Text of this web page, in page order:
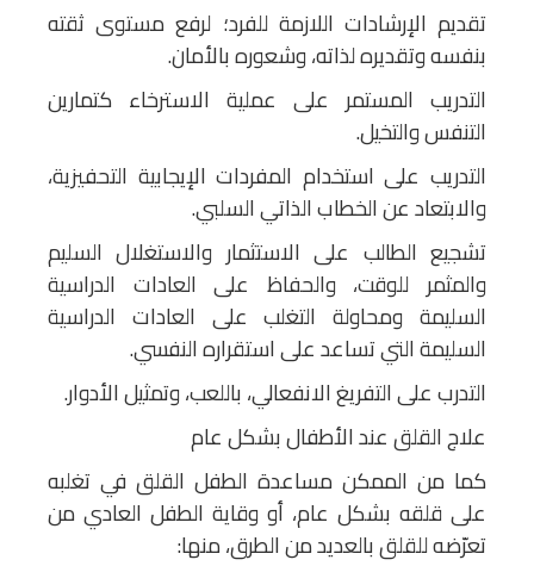
تقديم الإرشادات اللازمة للفرد؛ لرفع مستوى ثقته
بنفسه وتقديره لذاته، وشعوره بالأمان.
التدريب المستمر على عملية الاسترخاء كتمارين
التنفس والتخيل.
التدريب على استخدام المفردات الإيجابية التحفيزية،
والابتعاد عن الخطاب الذاتي السلبي.
تشجيع الطالب على الاستثمار والاستغلال السليم
والمثمر للوقت، والحفاظ على العادات الدراسية
السليمة ومحاولة التغلب على العادات الدراسية
السليمة التي تساعد على استقراره النفسي.
التدرب على التفريغ الانفعالي، باللعب، وتمثيل الأدوار.
علاج القلق عند الأطفال بشكل عام
كما من الممكن مساعدة الطفل القلق في تغلبه
على قلقه بشكل عام، أو وقاية الطفل العادي من
تعرّضه للقلق بالعديد من الطرق، منها: